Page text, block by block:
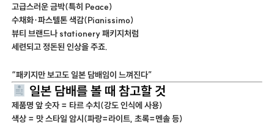
고급스러운 금박(특히 Peace)
수채화·파스텔톤 색감(Pianissimo)
뷰티 브랜드나 stationery 패키지처럼
세련되고 정돈된 인상을 주죠.
“패키지만 보고도 일본 담배임이 느껴진다”
일본 담배를 볼 때 참고할 것
제품명 앞 숫자 = 타르 수치(강도 인식에 사용)
색상 = 맛 스타일 암시(파랑=라이트, 초록=멘솔 등)